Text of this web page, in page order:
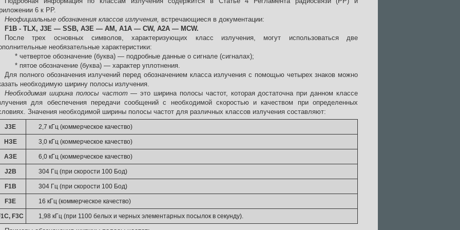
6 к PP.
Неофициальные обозначения классов излучения, встречающиеся в документации:
F1B - TLX, J3E — SSB, АЗЕ — AM, A1A — CW, A2A — MCW.
После трех основных символов, характеризующих класс излучения, могут использоваться две
необязательные характеристики:
* четвертое обозначение (буква) — подробные данные о сигнале (сигналах);
* пятое обозначение (буква) — характер уплотнения.
Для полного обозначения излучений перед обозначением класса излучения с помощью четырех знаков можно
необходимую ширину полосы излучения.
Необходимая ширина полосы частот— это ширина полосы частот, которая достаточна при данном классе
для обеспечения передачи сообщений с необходимой скоростью и качеством при определенных
Значения необходимой ширины полосы частот для различных классов излучения составляют:
J3E 2,7 кГц (коммерческое качество)
НЗЕ 3,0 кГц (коммерческое качество)
АЗЕ 6,0 кГц (коммерческое качество)
J2B 304 Гц (при скорости 100 Бод)
F1B 304 Гц (при скорости 100 Бод)
F3E 16 кГц (коммерческое качество)
F3C 1,98 кГц (при 1100 белых и черных элементарных посылок в секунду).